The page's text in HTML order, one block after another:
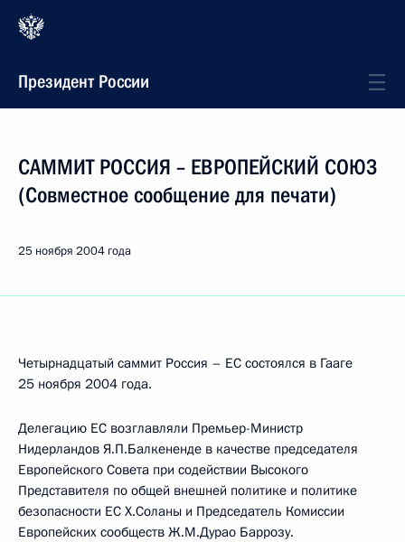
Президент России
САММИТ РОССИЯ – ЕВРОПЕЙСКИЙ СОЮЗ
(Совместное сообщение для печати)
25 ноября 2004 года
Четырнадцатый саммит Россия – ЕС состоялся в Гааге
25 ноября 2004 года.
Делегацию ЕС возглавляли Премьер-Министр
Нидерландов Я.П.Балкененде в качестве председателя
Европейского Совета при содействии Высокого
Представителя по общей внешней политике и политике
безопасности ЕС Х.Соланы и Председатель Комиссии
Европейских сообществ Ж.М.Дурао Баррозу.